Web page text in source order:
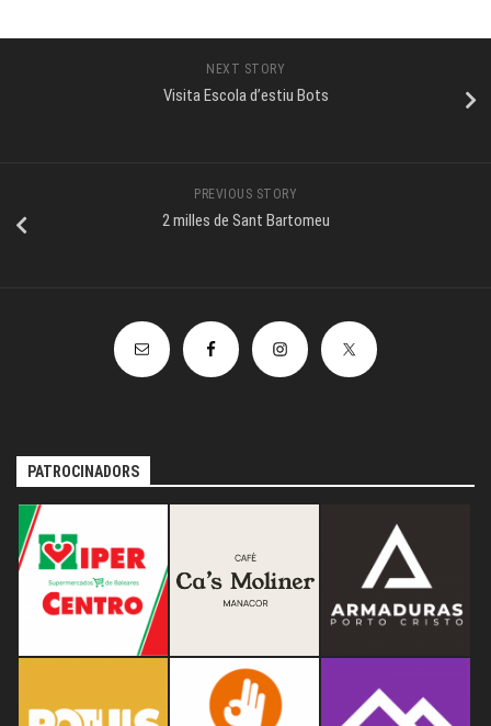
NEXT STORY
Visita Escola d’estiu Bots
PREVIOUS STORY
2 milles de Sant Bartomeu
PATROCINADORS